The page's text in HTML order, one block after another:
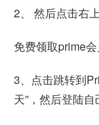
2、 然后点击右
免费领取prime
3、点击跳转到
天”，然后登陆自